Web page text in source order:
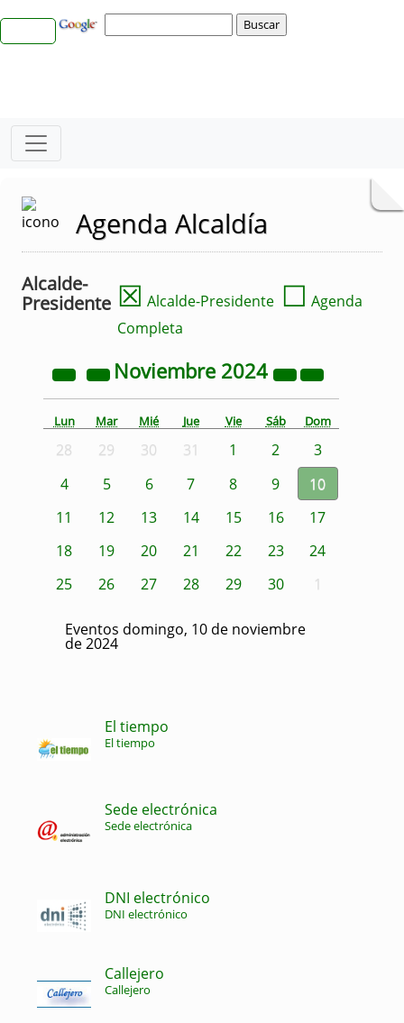
Agenda Alcaldía
Alcalde-
Presidente ☒ Alcalde-Presidente ☐ Agenda
Completa
Noviembre 2024
Lun Mar Mié Jue Vie Sáb Dom
28 29 30 31 1 2
3
4
5 6 7 8 9
10
11
12 13 14 15 16
17
18
19 20 21 22 23
24
25
26 27 28 29 30 1
Eventos domingo, 10 de noviembre
de 2024
El tiempo
El tiempo
Sede electrónica
Sede electrónica
DNI electrónico
DNI electrónico
Callejero
Callejero